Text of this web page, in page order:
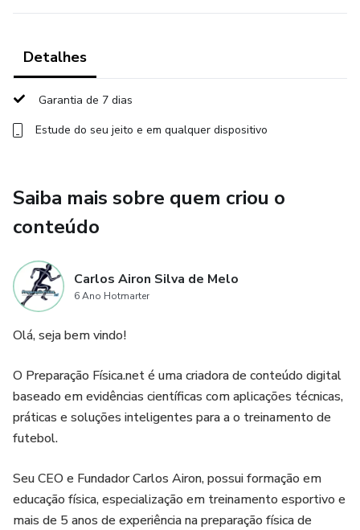
Planilha de Perfil Carga X Velocidade
Se aprofunde e melhore seus treinos com método
cientificamente comprovado e fidedigno!
Detalhes
Garantia de 7 dias
Estude do seu jeito e em qualquer dispositivo
Saiba mais sobre quem criou o
conteúdo
Carlos Airon Silva de Melo
6 Ano Hotmarter
Olá, seja bem vindo!
O Preparação Física.net é uma criadora de conteúdo digital
baseado em evidências científicas com aplicações técnicas,
práticas e soluções inteligentes para a o treinamento de
futebol.
Seu CEO e Fundador Carlos Airon, possui formação em
educação física, especialização em treinamento esportivo e
mais de 5 anos de experiência na preparação física de